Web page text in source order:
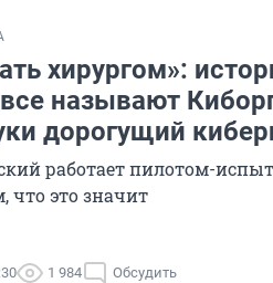
хирургом»:
называют
дорогущий
работает пилотом-
что это значит
1 984 Обсудить